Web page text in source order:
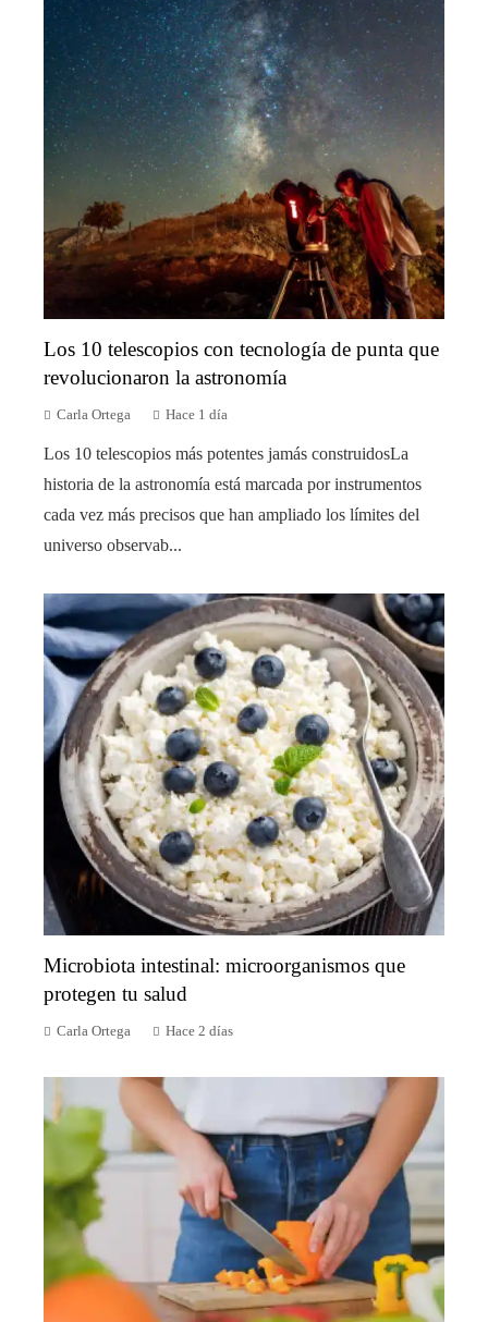
Los 10 telescopios con tecnología de punta que
revolucionaron la astronomía
Carla Ortega Hace 1 día
Los 10 telescopios más potentes jamás construidosLa
historia de la astronomía está marcada por instrumentos
cada vez más precisos que han ampliado los límites del
universo observab...
Microbiota intestinal: microorganismos que
protegen tu salud
Carla Ortega Hace 2 días